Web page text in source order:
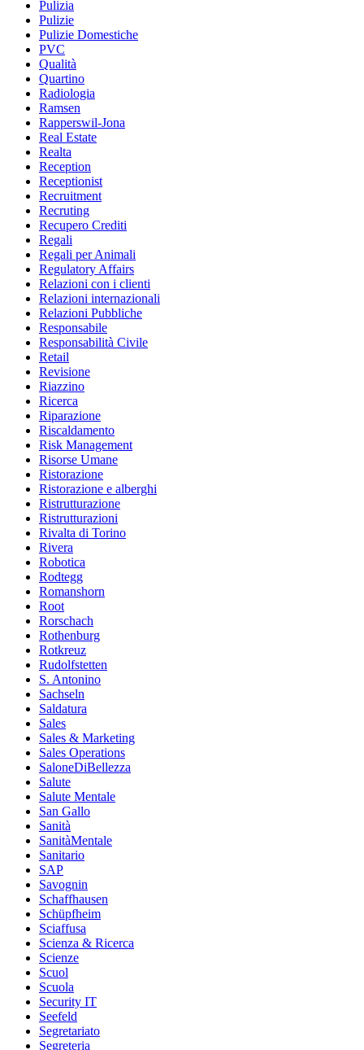
Pulizia
Pulizie
Pulizie Domestiche
PVC
Qualità
Quartino
Radiologia
Ramsen
Rapperswil-Jona
Real Estate
Realta
Reception
Receptionist
Recruitment
Recruting
Recupero Crediti
Regali
Regali per Animali
Regulatory Affairs
Relazioni con i clienti
Relazioni internazionali
Relazioni Pubbliche
Responsabile
Responsabilità Civile
Retail
Revisione
Riazzino
Ricerca
Riparazione
Riscaldamento
Risk Management
Risorse Umane
Ristorazione
Ristorazione e alberghi
Ristrutturazione
Ristrutturazioni
Rivalta di Torino
Rivera
Robotica
Rodtegg
Romanshorn
Root
Rorschach
Rothenburg
Rotkreuz
Rudolfstetten
S. Antonino
Sachseln
Saldatura
Sales
Sales & Marketing
Sales Operations
SaloneDiBellezza
Salute
Salute Mentale
San Gallo
Sanità
SanitàMentale
Sanitario
SAP
Savognin
Schaffhausen
Schüpfheim
Sciaffusa
Scienza & Ricerca
Scienze
Scuol
Scuola
Security IT
Seefeld
Segretariato
Segreteria